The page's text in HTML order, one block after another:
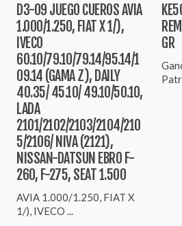
D3-09 JUEGO CUEROS AVIA
1.000/1.250, FIAT X 1/),
IVECO
60.10/79.10/79.14/95.14/1
09.14 (GAMA Z), DAILY
40.35/ 45.10/ 49.10/50.10,
LADA
2101/2102/2103/2104/210
5/2106/ NIVA (2121),
NISSAN-DATSUN EBRO F-
260, F-275, SEAT 1.500
AVIA 1.000/1.250, FIAT X
1/), IVECO ...
GR